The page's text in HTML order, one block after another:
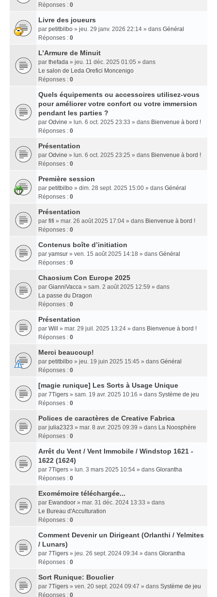
Réponses : 0
Livre des joueurs
par petitbilbo » jeu. 29 janv. 2026 22:14 » dans Général
Réponses : 0
L’Armure de Minuit
par thefada » jeu. 11 déc. 2025 01:05 » dans
Le salon de Leda Orefici Moncenigo
Réponses : 0
Quels équipements ou accessoires utilisez-vous
pour améliorer votre confort ou votre immersion
pendant les parties ?
par Odvine » lun. 6 oct. 2025 23:33 » dans Bienvenue à bord !
Réponses : 0
Présentation
par Odvine » lun. 6 oct. 2025 23:25 » dans Bienvenue à bord !
Réponses : 0
Première session
par petitbilbo » dim. 28 sept. 2025 15:00 » dans Général
Réponses : 0
Présentation
par fifi » mar. 26 août 2025 17:04 » dans Bienvenue à bord !
Réponses : 0
Contenus boîte d’initiation
par yamsur » ven. 15 août 2025 14:18 » dans Général
Réponses : 0
Chaosium Con Europe 2025
par GianniVacca » sam. 2 août 2025 12:59 » dans
La passe du Dragon
Réponses : 0
Présentation
par Will » mar. 29 juil. 2025 13:24 » dans Bienvenue à bord !
Réponses : 0
Merci beaucoup!
par petitbilbo » jeu. 19 juin 2025 15:45 » dans Général
Réponses : 0
[magie runique] Les Sorts à Usage Unique
par 7Tigers » sam. 19 avr. 2025 10:16 » dans Système de jeu
Réponses : 0
Polices de caractères de Creative Fabrica
par julia2323 » mar. 8 avr. 2025 09:39 » dans La Noosphère
Réponses : 0
Arrêt du Vent / Vent Immobile / Windstop 1621 -
1622 (1624)
par 7Tigers » lun. 3 mars 2025 10:54 » dans Glorantha
Réponses : 0
Exomémoire téléchargée...
par Ewandoor » mar. 31 déc. 2024 13:33 » dans
Le Bureau d'Acculturation
Réponses : 0
Comment Devenir un Dirigeant (Orlanthi / Yelmites
/ Lunars)
par 7Tigers » jeu. 26 sept. 2024 09:34 » dans Glorantha
Réponses : 0
Sort Runique: Bouclier
par 7Tigers » ven. 20 sept. 2024 09:47 » dans Système de jeu
Réponses : 0